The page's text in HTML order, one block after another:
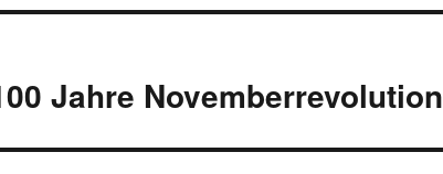
Jahre Novemberrevolution